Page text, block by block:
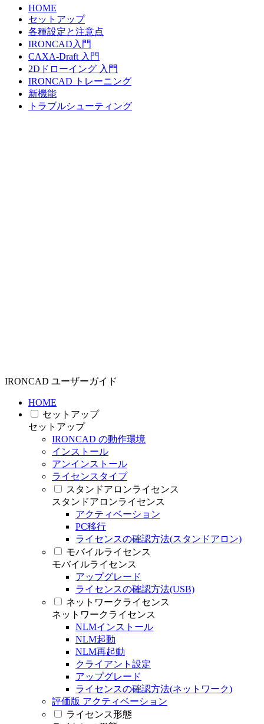
HOME
セットアップ
各種設定と注意点
IRONCAD入門
CAXA-Draft 入門
2Dドローイング 入門
IRONCAD トレーニング
新機能
トラブルシューティング
IRONCAD ユーザーガイド
HOME
セットアップ
セットアップ
IRONCAD の動作環境
インストール
アンインストール
ライセンスタイプ
スタンドアロンライセンス
スタンドアロンライセンス
アクティベーション
PC移行
ライセンスの確認方法(スタンドアロン)
モバイルライセンス
モバイルライセンス
アップグレード
ライセンスの確認方法(USB)
ネットワークライセンス
ネットワークライセンス
NLMインストール
NLM起動
NLM再起動
クライアント設定
アップグレード
ライセンスの確認方法(ネットワーク)
評価版 アクティベーション
ライセンス形態